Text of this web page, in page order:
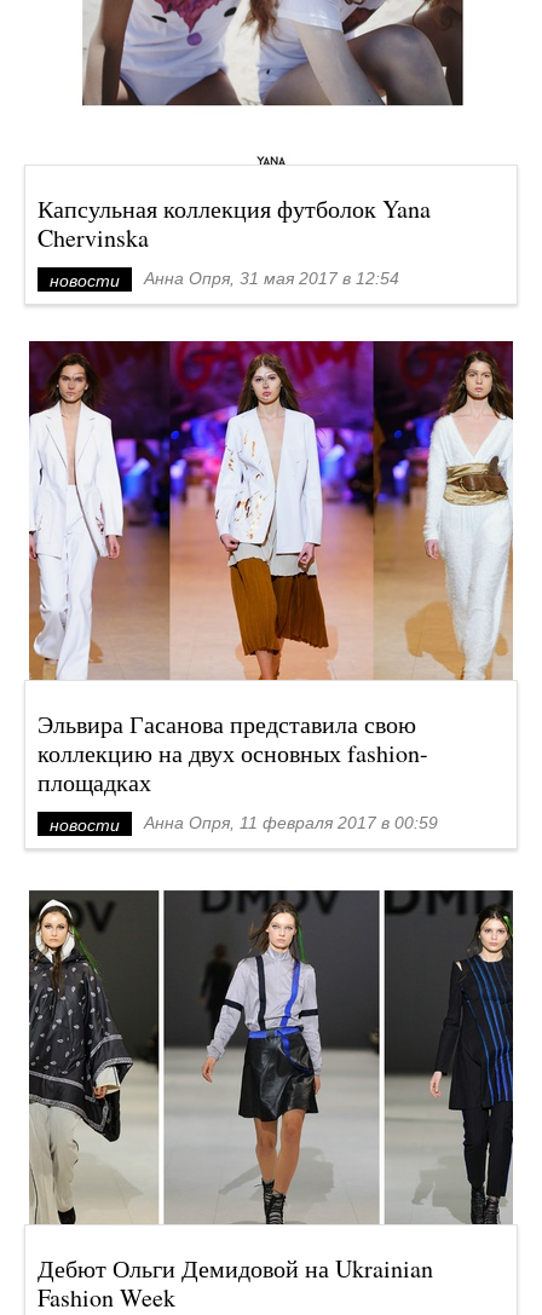
Капсульная коллекция футболок Yana
Chervinska
новости Анна Опря, 31 мая 2017 в 12:54
Эльвира Гасанова представила свою
коллекцию на двух основных fashion-
площадках
новости Анна Опря, 11 февраля 2017 в 00:59
Дебют Ольги Демидовой на Ukrainian
Fashion Week